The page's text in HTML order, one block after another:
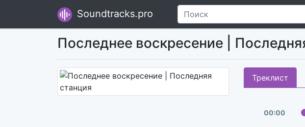
Soundtracks.pro
Последнее воскресение |
Треклист
00:00